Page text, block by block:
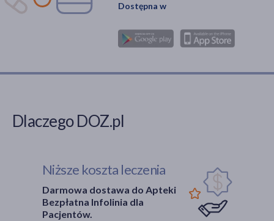
Dostępna w
Dlaczego DOZ.pl
Niższe koszta leczenia
Darmowa dostawa do Apteki
Bezpłatna Infolinia dla
Pacjentów.